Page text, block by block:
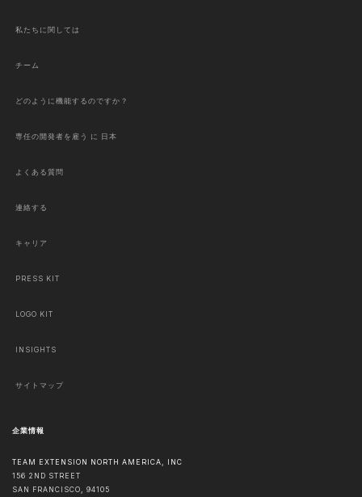
私たちに関しては
チーム
どのように機能するのですか？
専任の開発者を雇う に 日本
よくある質問
連絡する
キャリア
PRESS KIT
LOGO KIT
INSIGHTS
サイトマップ
企業情報
TEAM EXTENSION NORTH AMERICA, INC
156 2ND STREET
SAN FRANCISCO, 94105